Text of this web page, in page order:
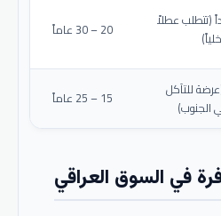
(تتطلب عطلاً
20 – 30 عاماً
للتآكل
الجنوب)
15 – 25 عاماً
في السوق العراقي